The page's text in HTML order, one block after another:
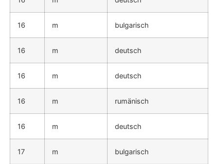
16 m bulgarisch
16 m deutsch
16 m deutsch
16 m rumänisch
16 m deutsch
17 m bulgarisch